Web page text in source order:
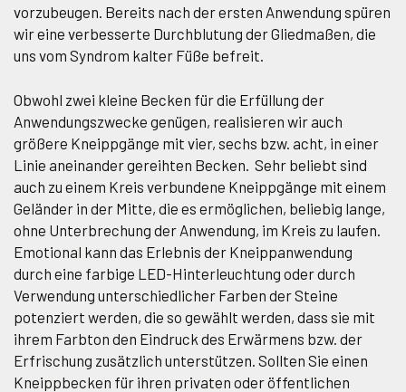
vorzubeugen. Bereits nach der ersten Anwendung spüren
wir eine verbesserte Durchblutung der Gliedmaßen, die
uns vom Syndrom kalter Füße befreit.
Obwohl zwei kleine Becken für die Erfüllung der
Anwendungszwecke genügen, realisieren wir auch
größere Kneippgänge mit vier, sechs bzw. acht, in einer
Linie aneinander gereihten Becken. Sehr beliebt sind
auch zu einem Kreis verbundene Kneippgänge mit einem
Geländer in der Mitte, die es ermöglichen, beliebig lange,
ohne Unterbrechung der Anwendung, im Kreis zu laufen.
Emotional kann das Erlebnis der Kneippanwendung
durch eine farbige LED-Hinterleuchtung oder durch
Verwendung unterschiedlicher Farben der Steine
potenziert werden, die so gewählt werden, dass sie mit
ihrem Farbton den Eindruck des Erwärmens bzw. der
Erfrischung zusätzlich unterstützen. Sollten Sie einen
Kneippbecken für ihren privaten oder öffentlichen